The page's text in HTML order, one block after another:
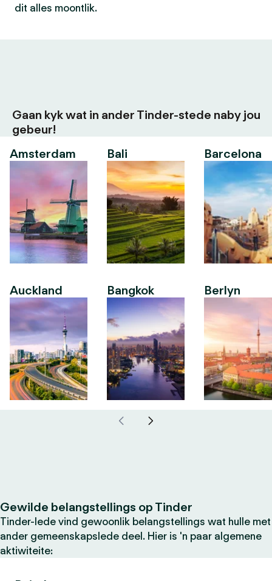
dit alles moontlik.
Gaan kyk wat in ander Tinder-stede naby jou
gebeur!
Amsterdam
Auckland
Bali
Bangkok
Barcelona
Berlyn
Gewilde belangstellings op Tinder
Tinder-lede vind gewoonlik belangstellings wat hulle met
ander gemeenskapslede deel. Hier is 'n paar algemene
aktiwiteite: